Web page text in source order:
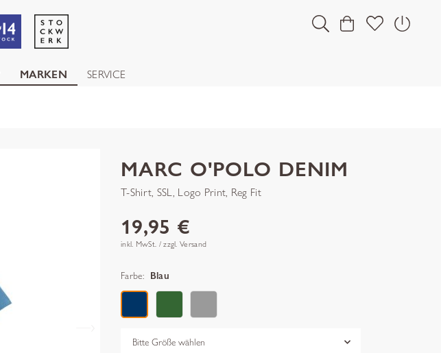
MARKEN SERVICE
MARC O'POLO DENIM
T-Shirt, SSL, Logo Print, Reg Fit
19,95 €
inkl. MwSt. / zzgl. Versand
Farbe: Blau
Grösse